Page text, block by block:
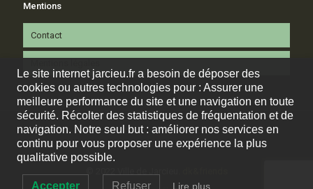
Mentions
Contact
Le site internet jarcieu.fr a besoin de déposer des
cookies ou autres technologies pour : Assurer une
meilleure performance du site et une navigation en toute
sécurité. Récolter des statistiques de fréquentation et de
navigation. Notre seul but : améliorer nos services en
continu pour vous proposer une expérience la plus
qualitative possible.
Accepter Refuser Lire plus…